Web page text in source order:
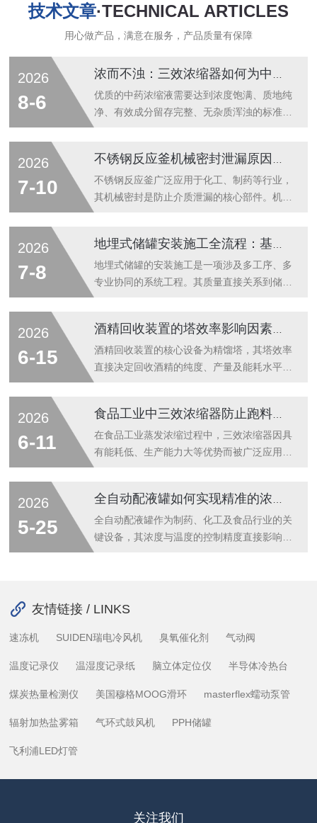
技术文章·TECHNICAL ARTICLES
用心做产品，满意在服务，产品质量有保障
2026
8-6
浓而不浊：三效浓缩器如何为中药提取液注入灵魂？
优质的中药浓缩液需要达到浓度饱满、质地纯
净、有效成分留存完整、无杂质浑浊的标准，
塑造中药药液浓而不浊的核心特质，为中药提
取液赋予品质内核。中药加工生产中，提取液
浓缩是衔接原料萃取与成品制作的关键工序，
效高温浓缩方式，存在诸多工艺短板。高温浓
缩环境容易破坏中药提取液中的热敏性有效成
分，导致药效流失。同时，单效浓缩速度慢、
2026
7-10
不锈钢反应釜机械密封泄漏原因及检修更换标准操作流程
不锈钢反应釜广泛应用于化工、制药等行业，
其机械密封是防止介质泄漏的核心部件。机械
并执行标准化的检修更换流程，是恢复设备密
封性能的有效途径。机械密封泄漏的原因可从
静密封点与动密封点两个层面进行分析。静密
多。摩擦副端面损伤是常见原因，可能源于工
艺波动导致干磨、介质结晶或颗粒进入端面。
辅助密封圈失效同样不可忽视，如O形圈因介
2026
7-8
地埋式储罐安装施工全流程：基坑开挖、吊装就位与回填压实
地埋式储罐的安装施工是一项涉及多工序、多
专业协同的系统工程。其质量直接关系到储罐
分层回填与压实三个核心阶段，每一阶段均有
其特定的技术要点与控制标准。基坑开挖是施
工的首道工序，其核心在于为储罐提供稳固且
下水位较高的区域，降水措施须先行实施，确
保干槽作业。开挖过程中，机械粗挖至设计标
高上方预留一定厚度，改由人工清底，以避
2026
6-15
酒精回收装置的塔效率影响因素与优化操作
酒精回收装置的核心设备为精馏塔，其塔效率
直接决定回收酒精的纯度、产量及能耗水平。
率的主要因素物料特性对塔效率具有基础性影
响。酒精水体系的相对挥发度、进料浓度、进
料温度及热稳定性等参数，直接改变气液平衡
是影响塔效率的关键可控因素。回流比的大小
直接决定分离程度与能耗的平衡点，回流比过
低会导致分离不充分，过高则造成能量浪
2026
6-11
食品工业中三效浓缩器防止跑料的操作要点
在食品工业蒸发浓缩过程中，三效浓缩器因具
有能耗低、生产能力大等优势而被广泛应用。
效率和产品质量的常见问题。有效防止跑料，
需从以下几个方面把握操作要点。一、控制进
料量与进料温度进料量应保持稳定且适中。进
备设计参数，将进料量控制在合理范围内。同
低...
2026
5-25
全自动配液罐如何实现精准的浓度与温度控制？
全自动配液罐作为制药、化工及食品行业的关
键设备，其浓度与温度的控制精度直接影响最
通常采用在线浓度检测传感器实时监测溶液中
或光谱吸收原理，能够连续采集浓度数据并传
目标值进行比较，计算出偏差量后，通过调节
进料阀门的开度来精确控制高浓度原料或稀释
统...
友情链接 / LINKS
速冻机 SUIDEN瑞电冷风机 臭氧催化剂 气动阀
温度记录仪 温湿度记录纸 脑立体定位仪 半导体冷热台
煤炭热量检测仪 美国穆格MOOG滑环 masterflex蠕动泵管
辐射加热盐雾箱 气环式鼓风机 PPH储罐
飞利浦LED灯管
关注我们